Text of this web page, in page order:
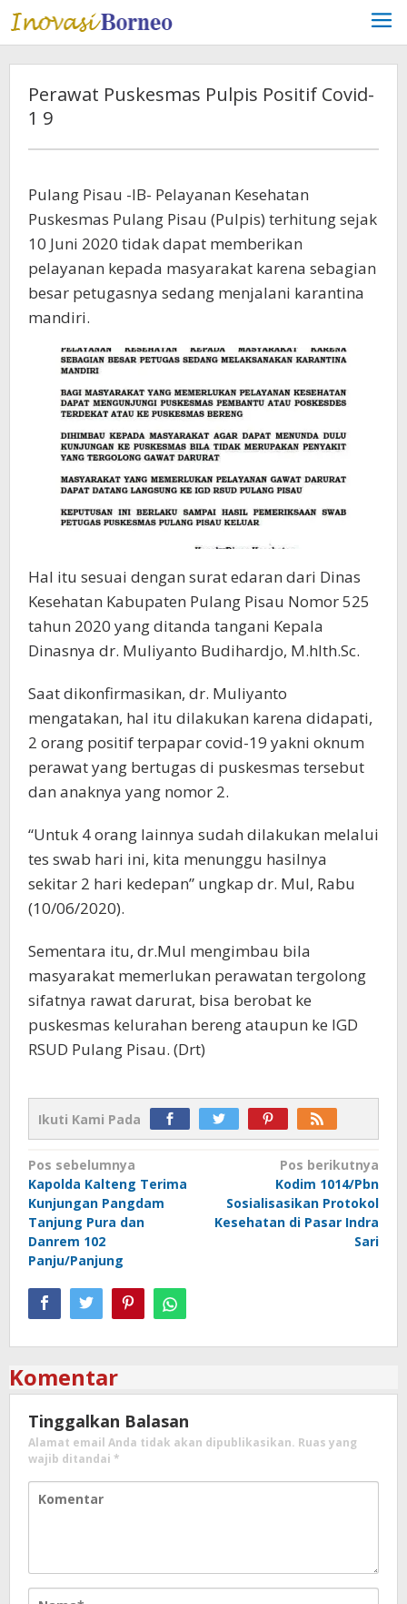
Lewati
ke
konten
Perawat Puskesmas Pulpis Positif Covid-
1 9
Pulang Pisau -IB- Pelayanan Kesehatan
Puskesmas Pulang Pisau (Pulpis) terhitung sejak
10 Juni 2020 tidak dapat memberikan
pelayanan kepada masyarakat karena sebagian
besar petugasnya sedang menjalani karantina
mandiri.
Hal itu sesuai dengan surat edaran dari Dinas
Kesehatan Kabupaten Pulang Pisau Nomor 525
tahun 2020 yang ditanda tangani Kepala
Dinasnya dr. Muliyanto Budihardjo, M.hlth.Sc.
Saat dikonfirmasikan, dr. Muliyanto
mengatakan, hal itu dilakukan karena didapati,
2 orang positif terpapar covid-19 yakni oknum
perawat yang bertugas di puskesmas tersebut
dan anaknya yang nomor 2.
“Untuk 4 orang lainnya sudah dilakukan melalui
tes swab hari ini, kita menunggu hasilnya
sekitar 2 hari kedepan” ungkap dr. Mul, Rabu
(10/06/2020).
Sementara itu, dr.Mul mengimbau bila
masyarakat memerlukan perawatan tergolong
sifatnya rawat darurat, bisa berobat ke
puskesmas kelurahan bereng ataupun ke IGD
RSUD Pulang Pisau. (Drt)
Ikuti Kami Pada
Navigasi
pos
Pos sebelumnya
Kapolda Kalteng Terima
Kunjungan Pangdam
Tanjung Pura dan
Danrem 102
Panju/Panjung
Pos berikutnya
Kodim 1014/Pbn
Sosialisasikan Protokol
Kesehatan di Pasar Indra
Sari
Komentar
Tinggalkan Balasan
Alamat email Anda tidak akan dipublikasikan. Ruas yang
wajib ditandai *